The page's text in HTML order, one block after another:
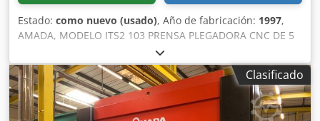
Estado: como nuevo (usado), Año de fabricación: 1997,
AMADA, MODELO ITS2 103 PRENSA PLEGADORA CNC DE 5
EJES, HIDRÁULICA, DE 100 TONELADAS X 3000, CON
MOVIMIENTO VERTICAL COMPLETA, INCLUYE PANEL DE
CONTROL CNC DE 5 EJES Protectores electrónicos
montados en la máquina, fabricados por Erwin Sick, con
cerramientos laterales y traseros interconectados. Año:
Clasificado